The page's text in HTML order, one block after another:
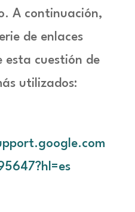
A continuación,
de enlaces
esta cuestión de
utilizados: